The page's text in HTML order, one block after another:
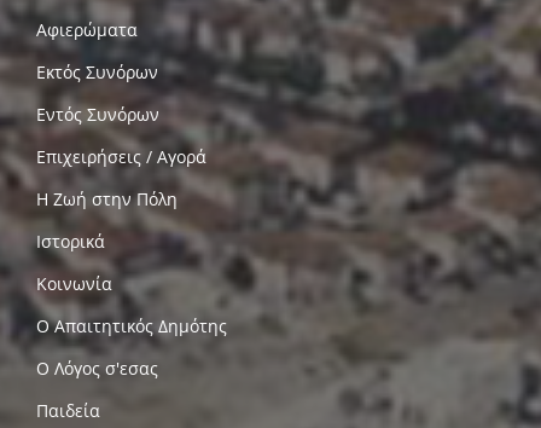
Αφιερώματα
Εκτός Συνόρων
Εντός Συνόρων
Επιχειρήσεις / Αγορά
Η Ζωή στην Πόλη
Ιστορικά
Κοινωνία
Ο Απαιτητικός Δημότης
Ο Λόγος σ'εσας
Παιδεία